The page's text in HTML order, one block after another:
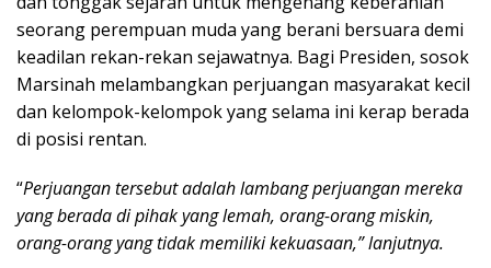
seorang perempuan muda yang berani bersuara demi
keadilan rekan-rekan sejawatnya. Bagi Presiden, sosok
Marsinah melambangkan perjuangan masyarakat kecil
dan kelompok-kelompok yang selama ini kerap berada
di posisi rentan.
“Perjuangan tersebut adalah lambang perjuangan mereka
yang berada di pihak yang lemah, orang-orang miskin,
orang-orang yang tidak memiliki kekuasaan,” lanjutnya.